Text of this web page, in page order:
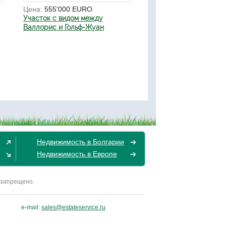
Цена: 555'000 EURO
Участок с видом между
Валлорис и Гольф-Жуан
Недвижимость в Болгарии
Недвижимость в Европе
e-mail: sales@estateservice.ru